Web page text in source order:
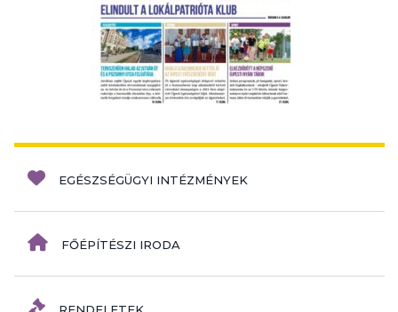
EGÉSZSÉGÜGYI INTÉZMÉNYEK
FŐÉPÍTÉSZI IRODA